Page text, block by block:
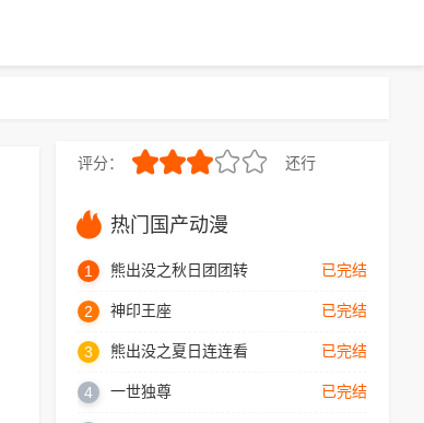
评分： 还行
热门国产动漫
1 已完结
熊出没之秋日团团转
2 已完结
神印王座
3 已完结
熊出没之夏日连连看
4 已完结
一世独尊